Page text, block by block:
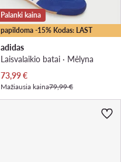
papildoma -15% Kodas: LAST
Palanki kaina
adidas
Laisvalaikio batai · Mėlyna
Dabartinė kaina
73,99€
Mažiausia kaina79,99 €